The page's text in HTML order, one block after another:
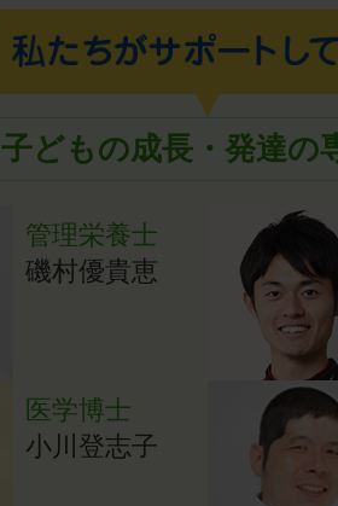
子どもの成長・発達の
管理栄養士
磯村優貴恵
医学博士
小川登志子